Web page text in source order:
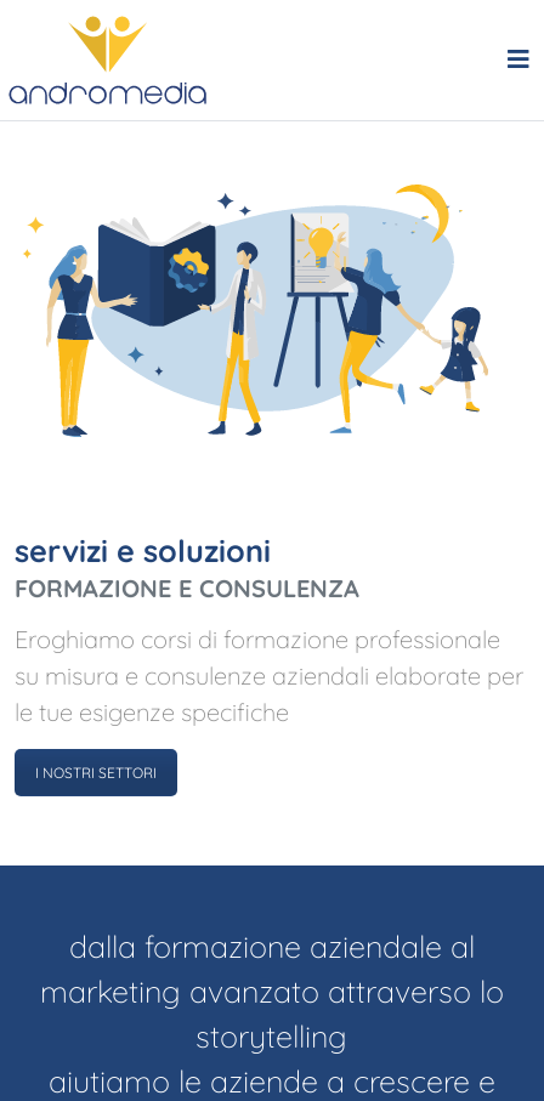
servizi e soluzioni di formazione professionale e
servizi e soluzioni
FORMAZIONE E CONSULENZA
Eroghiamo corsi di formazione professionale
su misura e consulenze aziendali elaborate per
le tue esigenze specifiche
I NOSTRI SETTORI
dalla formazione aziendale al
marketing avanzato attraverso lo
storytelling
aiutiamo le aziende a crescere e